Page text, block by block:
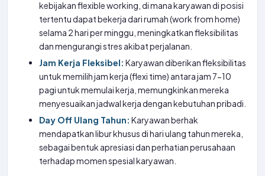
kebijakan flexible working, di mana karyawan di posisi
tertentu dapat bekerja dari rumah (work from home)
selama 2 hari per minggu, meningkatkan fleksibilitas
dan mengurangi stres akibat perjalanan.
Jam Kerja Fleksibel: Karyawan diberikan fleksibilitas
untuk memilih jam kerja (flexi time) antara jam 7-10
pagi untuk memulai kerja, memungkinkan mereka
menyesuaikan jadwal kerja dengan kebutuhan pribadi.
Day Off Ulang Tahun: Karyawan berhak
mendapatkan libur khusus di hari ulang tahun mereka,
sebagai bentuk apresiasi dan perhatian perusahaan
terhadap momen spesial karyawan.